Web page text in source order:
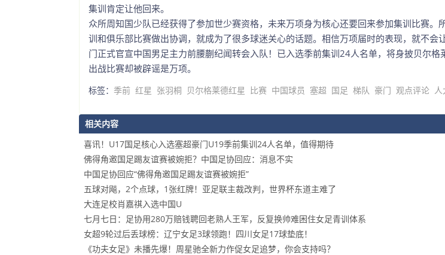
集训肯定让他回来。
众所周知国少队已经获得了参加世少赛资格，未来万项身为核心还要回来参加集训比赛。
训和俱乐部比赛做出协调，就成为了很多球迷关心的话题。相信万项届时的表现，就不会
门正式官宣中国男足主力前腰蒯纪闻转会入队！已入选季前集训24人名单，将身披贝尔格
出战比赛却被辟谣是万项。
标签： 季前 红星 张羽桐 贝尔格莱德红星 比赛 中国球员 塞超 国足 梯队 豪门 观点评论
相关内容
喜讯！U17国足核心入选塞超豪门U19季前集训24人名单，值得期待
佛得角邀国足踢友谊赛被婉拒？中国足协回应：消息不实
中国足协回应“佛得角邀国足踢友谊赛被婉拒”
五球对飚，2个点球，1张红牌！亚足联主裁改判，世界杯东道主难了
大连足校肖嘉祺入选中国U
七月七日：足协用280万赔钱聘回老熟人王军，反复换帅难困住女足青训体系
女超9轮过后丢球榜：辽宁女足3球领跑！四川女足17球垫底！
《功夫女足》未播先爆！周星驰全新力作促女足追梦，你会支持吗？